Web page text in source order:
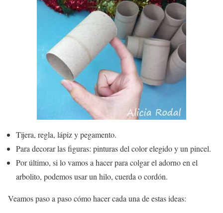
Tijera, regla, lápiz y pegamento.
Para decorar las figuras: pinturas del color elegido y un pincel.
Por último, si lo vamos a hacer para colgar el adorno en el
arbolito, podemos usar un hilo, cuerda o cordón.
Veamos paso a paso cómo hacer cada una de estas ideas: